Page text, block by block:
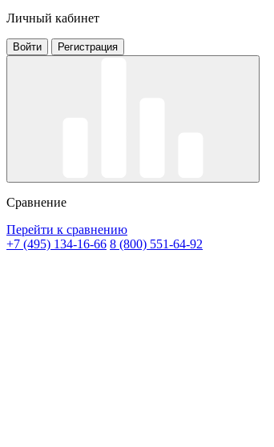
Личный кабинет
Войти Регистрация
Сравнение
Перейти к сравнению
+7 (495) 134-16-66 8 (800) 551-64-92